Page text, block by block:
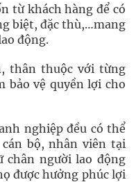
từ khách hàng để có
biệt, đặc thù,…mang
động.
thân thuộc với từng
bảo vệ quyền lợi cho
nghiệp đều có thể
bộ, nhân viên tại
chân người lao động
được hưởng phúc lợi